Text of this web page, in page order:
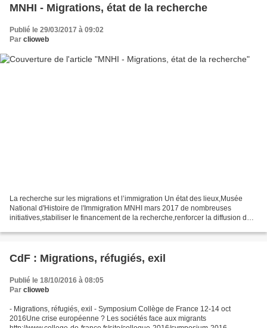
MNHI - Migrations, état de la recherche
Publié le 29/03/2017 à 09:02
Par clioweb
La recherche sur les migrations et l’immigration Un état des lieux,Musée
National d'Histoire de l'Immigration MNHI mars 2017 de nombreuses
initiatives,stabiliser le financement de la recherche,renforcer la diffusion des
CdF : Migrations, réfugiés, exil
Publié le 18/10/2016 à 08:05
Par clioweb
- Migrations, réfugiés, exil - Symposium Collège de France 12-14 oct
2016Une crise européenne ? Les sociétés face aux migrants